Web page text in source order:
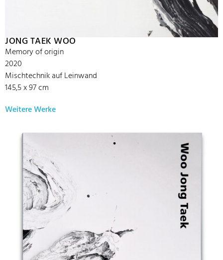
JONG TAEK WOO
Memory of origin
2020
Mischtechnik auf Leinwand
145,5 x 97 cm
Weitere Werke